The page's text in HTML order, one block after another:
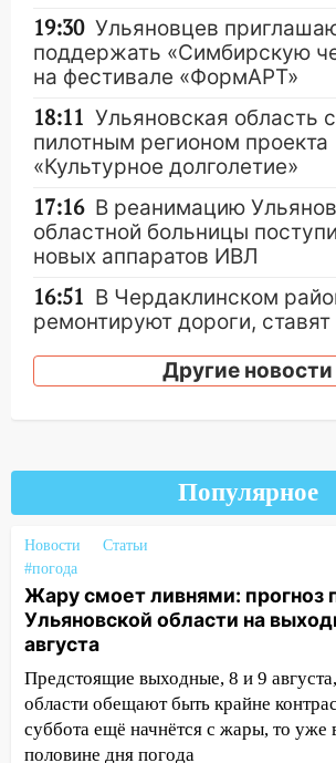
19:30 Ульяновцев
поддержать «Симбирскую
на фестивале «ФормАРТ»
18:11 Ульяновская область
пилотным регионом проекта
«Культурное долголетие»
17:16 В реанимацию
областной больницы
новых аппаратов ИВЛ
16:51 В Чердаклинском
ремонтируют дороги, ставят
16:35 В Ульяновске
16:26 В Ульяновске
матч «Волги» под открытым
16:12
В Ульяновском
разработают отечественный
цифровой ПЦР
15:47 Ульяновцы могут
за абонементы
клуба «Рекорд-Fitness»
15:34 После вмешательства
прокуратуры в селах
Другие новости
Популярное
Новости
Статьи
#погода
Жару смоет ливнями: прогноз
Ульяновской области на
августа
Предстоящие выходные, 8 и 9
области обещают быть крайне
суббота ещё начнётся с жары, то уже
половине дня погода